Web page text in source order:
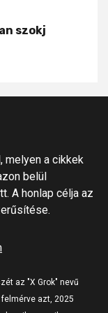
szokj
melyen a cikkek
belül
A honlap célja az
az "X Grok" nevű
azt, 2025